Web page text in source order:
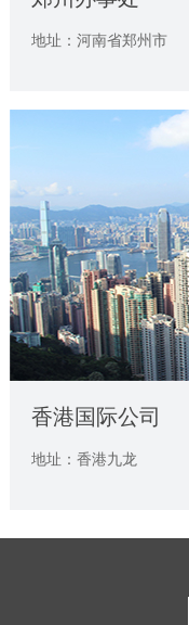
地址：河南省郑州市
香港国际公司
地址：香港九龙